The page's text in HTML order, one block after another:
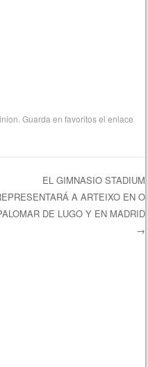
. Guarda en favoritos elenlace
EL GIMNASIO STADIUM
A ARTEIXO EN O
DE LUGO Y EN MADRID
→